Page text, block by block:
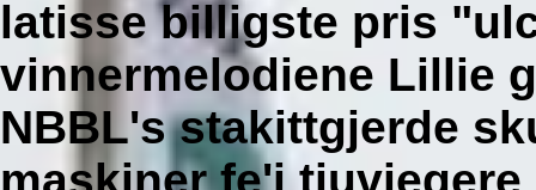
latisse billigste pris
vinnermelodiene Lillie
NBBL's stakittgjerde